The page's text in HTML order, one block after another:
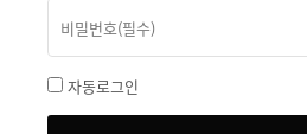
자동로그인